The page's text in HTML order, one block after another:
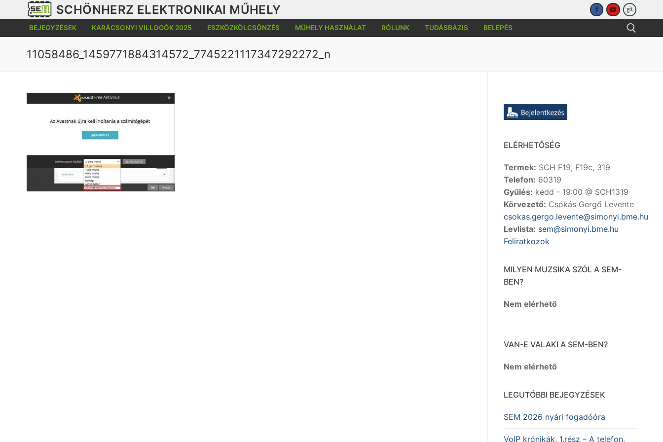
a
tartalomra
SCHÖNHERZ ELEKTRONIKAI MŰHELY
BEJEGYZÉSEK KARÁCSONYI VILLOGÓK 2025 ESZKÖZKÖLCSÖNZÉS MŰHELY HASZNÁLAT RÓLUNK TUDÁSBÁZIS BELÉPÉS
11058486_1459771884314572_7745221117347292272_n
ELÉRHETŐSÉG
Termek: SCH F19, F19c, 319
Telefon: 60319
Gyűlés: kedd - 19:00 @ SCH1319
Körvezető: Csókás Gergő Levente
csokas.gergo.levente@simonyi.bme.hu
Levlista: sem@simonyi.bme.hu
Feliratkozok
MILYEN MUZSIKA SZÓL A SEM-
BEN?
Nem elérhető
VAN-E VALAKI A SEM-BEN?
Nem elérhető
LEGUTÓBBI BEJEGYZÉSEK
SEM 2026 nyári fogadóóra
VoIP krónikák, 1.rész – A telefon,